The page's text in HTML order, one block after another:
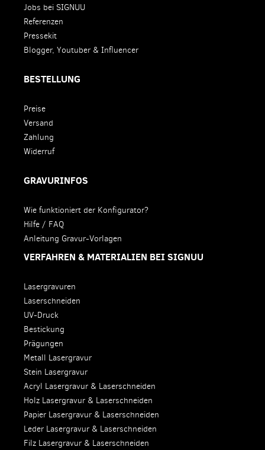
Jobs bei SIGNUU
Referenzen
Pressekit
Blogger, Youtuber & Influencer
BESTELLUNG
Preise
Versand
Zahlung
Widerruf
GRAVURINFOS
Wie funktioniert der Konfigurator?
Hilfe / FAQ
Anleitung Gravur-Vorlagen
VERFAHREN & MATERIALIEN BEI SIGNUU
Lasergravuren
Laserschneiden
UV-Druck
Bestickung
Prägungen
Metall Lasergravur
Stein Lasergravur
Acryl Lasergravur & Laserschneiden
Holz Lasergravur & Laserschneiden
Papier Lasergravur & Laserschneiden
Leder Lasergravur & Laserschneiden
Filz Lasergravur & Laserschneiden